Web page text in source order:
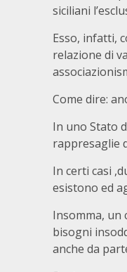
siciliani
Esso, infatti,
relazione di
Come dire:
In uno Stato
rappresaglie
In certi casi
esistono ed
Insomma, un
bisogni
anche da